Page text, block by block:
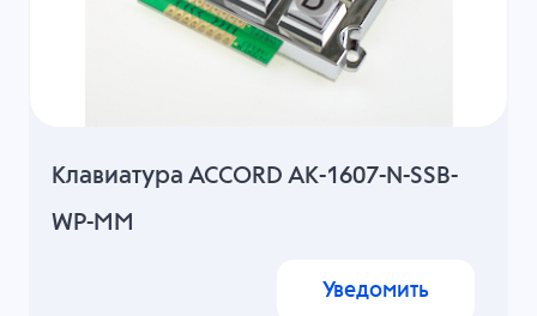
Клавиатура ACCORD AK-1607-N-SSB-
WP-MM
Уведомить